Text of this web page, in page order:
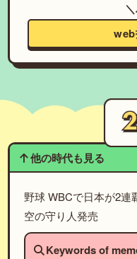
他の時代も見る
野球 WBCで日本が2
空の守り人発売
Keywords of